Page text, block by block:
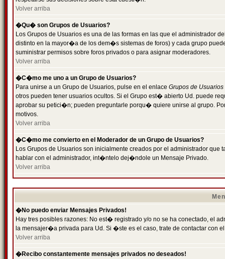
Volver arriba
�Qu� son Grupos de Usuarios?
Los Grupos de Usuarios es una de las formas en las que el administrador
distinto en la mayor�a de los dem�s sistemas de foros) y cada grupo
suministrar permisos sobre foros privados o para asignar moderadores.
Volver arriba
�C�mo me uno a un Grupo de Usuarios?
Para unirse a un Grupo de Usuarios, pulse en el enlace Grupos de Usuarios
otros pueden tener usuarios ocultos. Si el Grupo est� abierto Ud. puede
aprobar su petici�n; pueden preguntarle porqu� quiere unirse al grupo.
motivos.
Volver arriba
�C�mo me convierto en el Moderador de un Grupo de Usuarios?
Los Grupos de Usuarios son inicialmente creados por el administrador
hablar con el administrador, int�ntelo dej�ndole un Mensaje Privado.
Volver arriba
�No puedo enviar Mensajes Privados!
Hay tres posibles razones: No est� registrado y/o no se ha conectado, el
la mensajer�a privada para Ud. Si �ste es el caso, trate de contactar con
Volver arriba
�Recibo constantemente mensajes privados no deseados!